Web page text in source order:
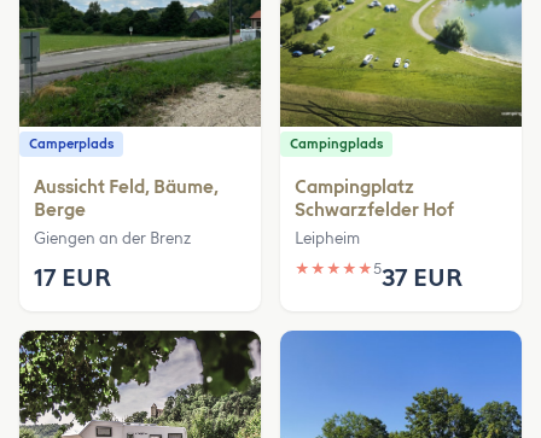
Camperplads
Aussicht Feld, Bäume,
Berge
Giengen an der Brenz
17 EUR
Campingplads
Campingplatz
Schwarzfelder Hof
Leipheim
★ ★ ★ ★ ★537 EUR